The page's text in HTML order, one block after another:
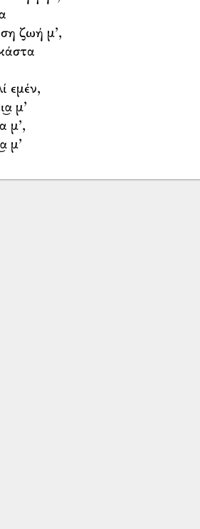
ση ζωή μ’,
εμέν,
μ’
μ’,
μ’